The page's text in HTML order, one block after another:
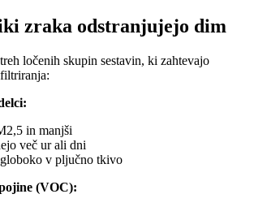
zraka odstranjujejo dim
ločenih skupin sestavin, ki zahtevajo
in manjši
več ur ali dni
v pljučno tkivo
(VOC):